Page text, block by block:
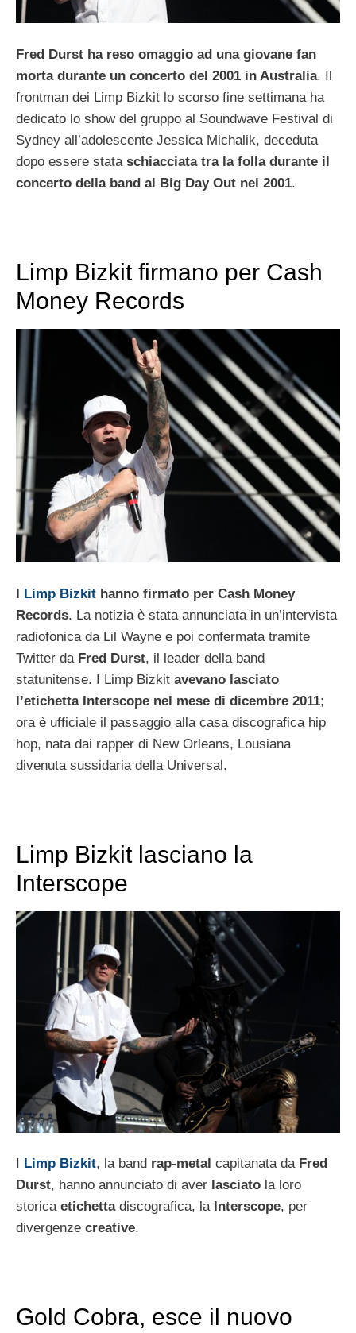
Fred Durst ha reso omaggio ad una giovane fan
morta durante un concerto del 2001 in Australia. Il
frontman dei Limp Bizkit lo scorso fine settimana ha
dedicato lo show del gruppo al Soundwave Festival di
Sydney all’adolescente Jessica Michalik, deceduta
dopo essere stata schiacciata tra la folla durante il
concerto della band al Big Day Out nel 2001.
Limp Bizkit firmano per Cash
Money Records
I Limp Bizkit hanno firmato per Cash Money
Records. La notizia è stata annunciata in un’intervista
radiofonica da Lil Wayne e poi confermata tramite
Twitter da Fred Durst, il leader della band
statunitense. I Limp Bizkit avevano lasciato
l’etichetta Interscope nel mese di dicembre 2011;
ora è ufficiale il passaggio alla casa discografica hip
hop, nata dai rapper di New Orleans, Lousiana
divenuta sussidaria della Universal.
Limp Bizkit lasciano la
Interscope
Limp Bizkit, la band rap-metal capitanata da Fred
Durst, hanno annunciato di aver lasciato la loro
storica etichettadiscografica, la Interscope, per
divergenze creative.
Gold Cobra, esce il nuovo